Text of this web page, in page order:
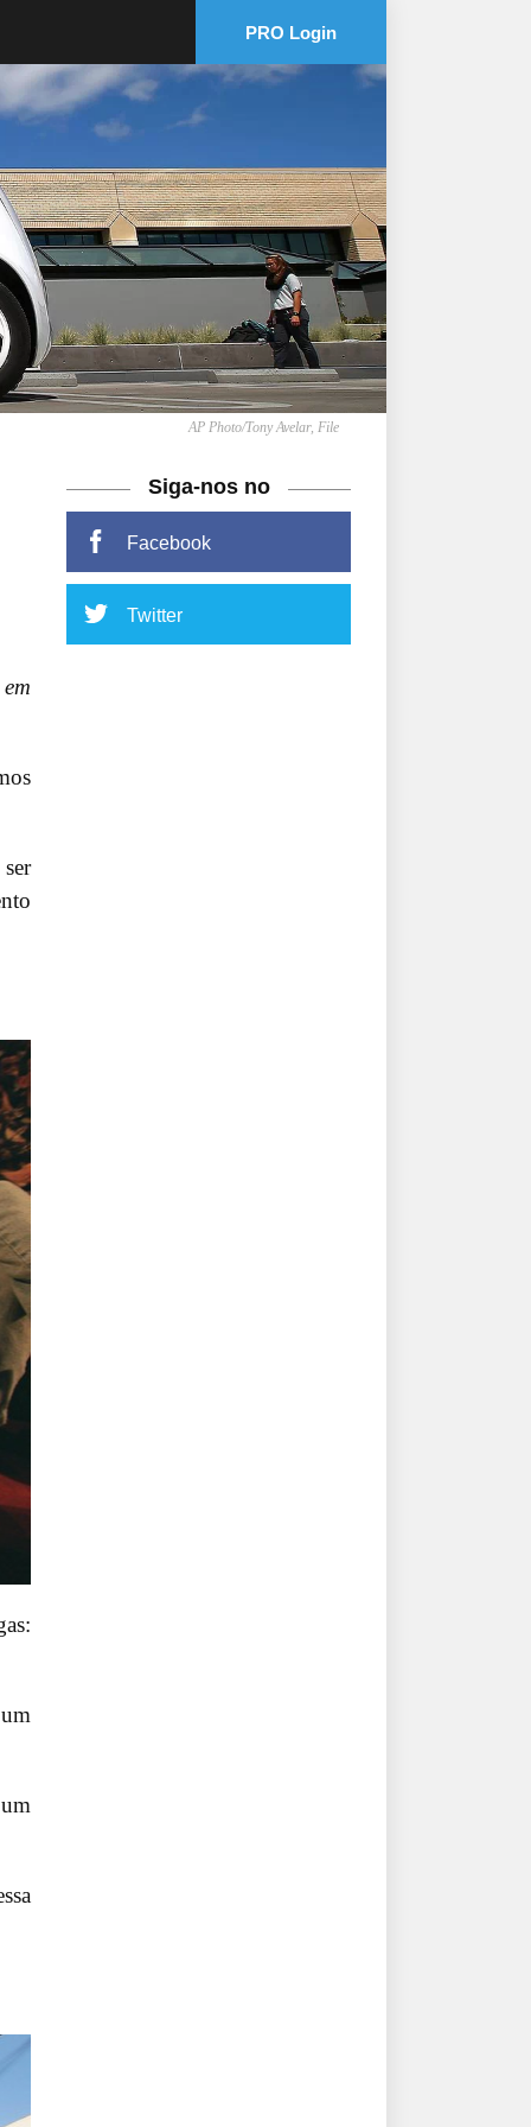
PRO Login
AP Photo/Tony Avelar, File
Siga-nos no
Facebook
Twitter